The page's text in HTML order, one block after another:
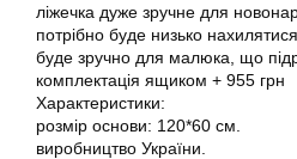
ліжечка дуже зручне для
потрібно буде низько
буде зручно для малюка, що
комплектація ящиком + 955 грн
Характеристики:
розмір основи: 120*60 см.
виробництво України.